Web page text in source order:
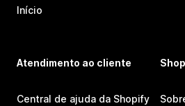
Início
Atendimento ao cliente
Central de ajuda da Shopify